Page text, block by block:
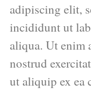
adipiscing elit,
incididunt ut
aliqua. Ut enim
nostrud
ut aliquip ex ea